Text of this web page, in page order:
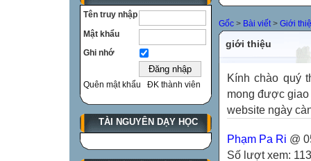
Tên truy nhập
Mật khẩu
Ghi nhớ
Quên mật khẩu ĐK thành viên
TÀI NGUYÊN DẠY HỌC
Gốc > Bài viết> Giới
giới thiệu
Kính chào quý
mong được
website ngày
Phạm Pa Ri @
Số lượt xem: